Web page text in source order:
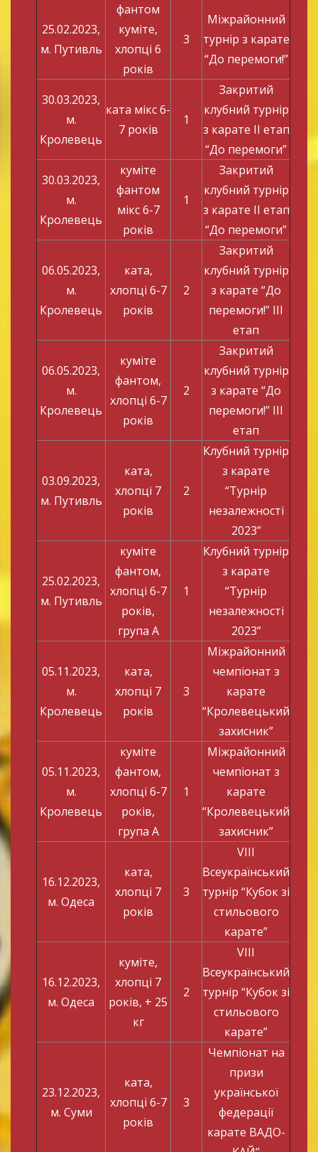
25.02.2023,
м. Путивль
фантом
куміте,
хлопці 6
років
3
Міжрайонний
турнір з карате
“До перемоги!”
30.03.2023,
м.
Кролевець
ката мікс 6-
7 років
1
Закритий
клубний турнір
з карате ІІ етап
“До перемоги”
30.03.2023,
м.
Кролевець
куміте
фантом
мікс 6-7
років
1
Закритий
клубний турнір
з карате ІІ етап
“До перемоги”
06.05.2023,
м.
Кролевець
ката,
хлопці 6-7
років
2
Закритий
клубний турнір
з карате “До
перемоги!” ІІІ
етап
06.05.2023,
м.
Кролевець
куміте
фантом,
хлопці 6-7
років
2
Закритий
клубний турнір
з карате “До
перемоги!” ІІІ
етап
03.09.2023,
м. Путивль
ката,
хлопці 7
років
2
Клубний турнір
з карате
“Турнір
незалежності
2023”
25.02.2023,
м. Путивль
куміте
фантом,
хлопці 6-7
років,
група А
1
Клубний турнір
з карате
“Турнір
незалежності
2023”
05.11.2023,
м.
Кролевець
ката,
хлопці 7
років
3
Міжрайонний
чемпіонат з
карате
“Кролевецький
захисник”
05.11.2023,
м.
Кролевець
куміте
фантом,
хлопці 6-7
років,
група А
1
Міжрайонний
чемпіонат з
карате
“Кролевецький
захисник”
16.12.2023,
м. Одеса
ката,
хлопці 7
років
3
VIII
Всеукраїнський
турнір “Кубок зі
стильового
карате”
16.12.2023,
м. Одеса
куміте,
хлопці 7
років, + 25
кг
2
VIII
Всеукраїнський
турнір “Кубок зі
стильового
карате”
23.12.2023,
м. Суми
ката,
хлопці 6-7
років
3
Чемпіонат на
призи
української
федерації
карате ВАДО-